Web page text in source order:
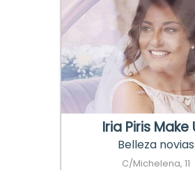
Iria Piris Make
Belleza novias
C/Michelena, 11